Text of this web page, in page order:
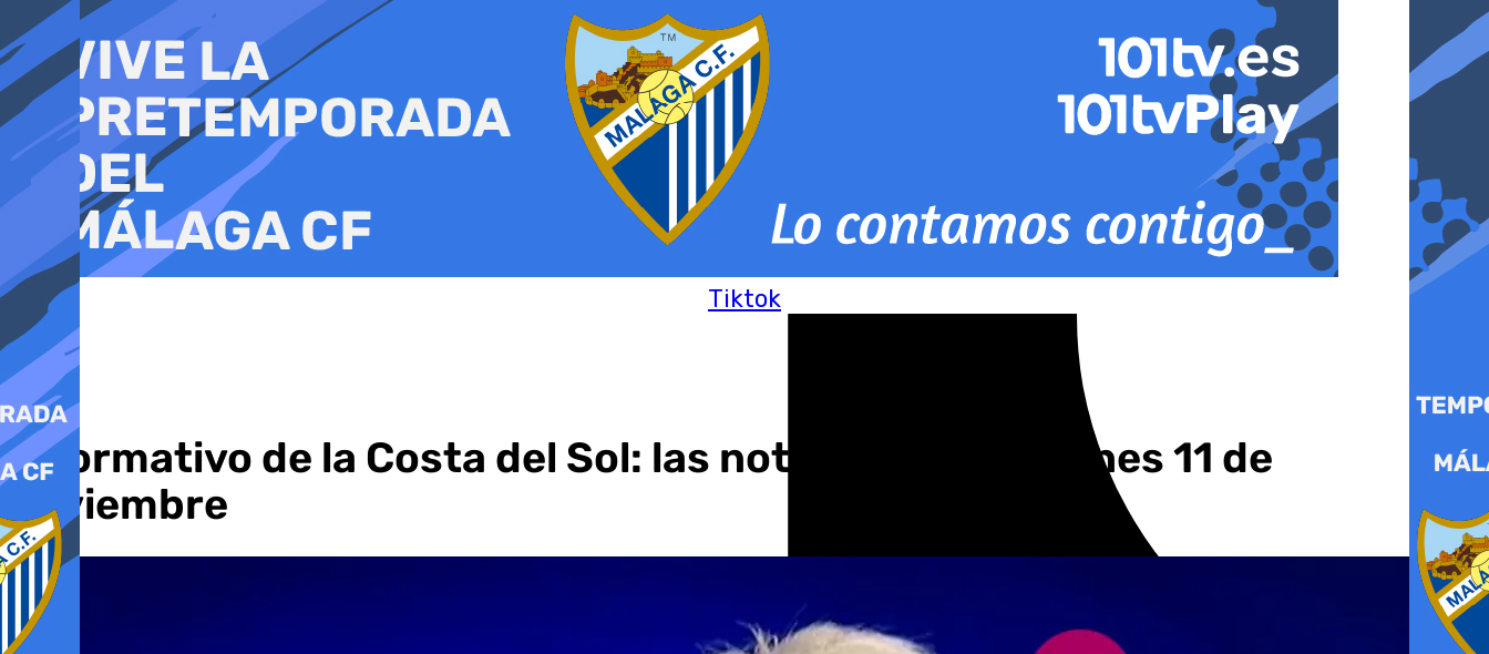
al
contenido
Tiktok
Informativo de la Costa del Sol: las noticias de este lunes 11 de
noviembre